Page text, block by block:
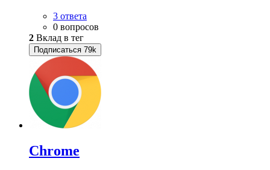
3 ответа
0 вопросов
2 Вклад в тег
Подписаться 79k
Chrome